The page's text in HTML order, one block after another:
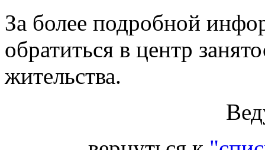
За более подробной
обратиться в центр
жительства.